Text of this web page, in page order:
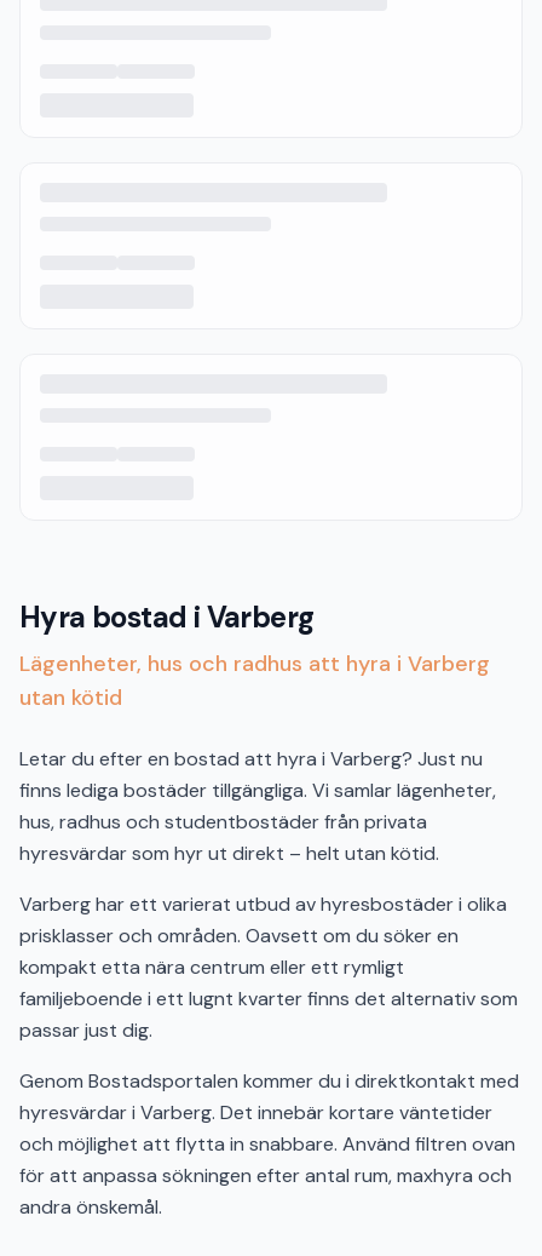
Hyra bostad i Varberg
Lägenheter, hus och radhus att hyra i Varberg
utan kötid
Letar du efter en bostad att hyra i Varberg? Just nu
finns lediga bostäder tillgängliga. Vi samlar lägenheter,
hus, radhus och studentbostäder från privata
hyresvärdar som hyr ut direkt – helt utan kötid.
Varberg har ett varierat utbud av hyresbostäder i olika
prisklasser och områden. Oavsett om du söker en
kompakt etta nära centrum eller ett rymligt
familjeboende i ett lugnt kvarter finns det alternativ som
passar just dig.
Genom Bostadsportalen kommer du i direktkontakt med
hyresvärdar i Varberg. Det innebär kortare väntetider
och möjlighet att flytta in snabbare. Använd filtren ovan
för att anpassa sökningen efter antal rum, maxhyra och
andra önskemål.